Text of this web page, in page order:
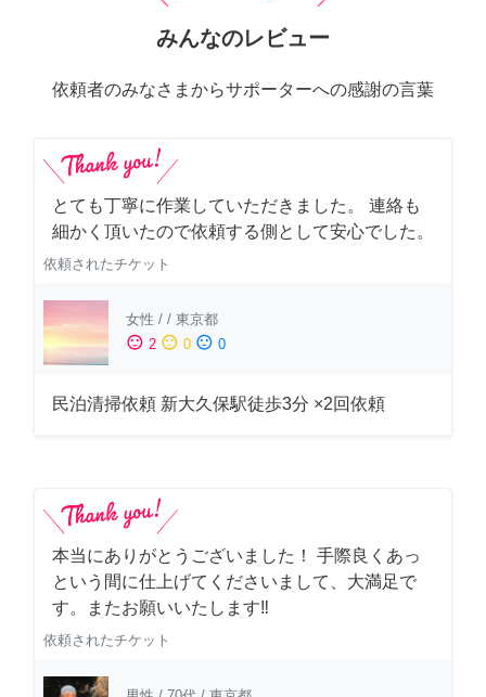
みんなのレビュー
依頼者のみなさまからサポーターへの感謝の言葉
とても丁寧に作業していただきました。 連絡も
細かく頂いたので依頼する側として安心でした。
依頼されたチケット
女性 / / 東京都
sentiment_satisfied 2 sentiment_neutral 0 sentiment_dissatisfied 0
民泊清掃依頼 新大久保駅徒歩3分 ×2回依頼
本当にありがとうございました！ 手際良くあっ
という間に仕上げてくださいまして、大満足で
す。またお願いいたします‼️
依頼されたチケット